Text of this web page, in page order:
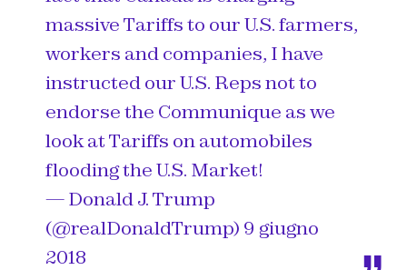
massive Tariffs to our U.S. farmers,
workers and companies, I have
instructed our U.S. Reps not to
endorse the Communique as we
look at Tariffs on automobiles
flooding the U.S. Market!
— Donald J. Trump
(@realDonaldTrump) 9 giugno
2018